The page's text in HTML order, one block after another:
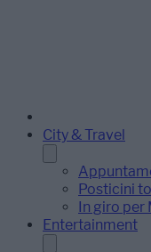
City & Travel
Posticini
In giro per
Entertainment